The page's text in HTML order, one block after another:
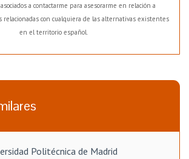
a contactarme para asesorarme en relación a
relacionadas con cualquiera de las alternativas existentes
en el territorio español.
Politécnica de Madrid